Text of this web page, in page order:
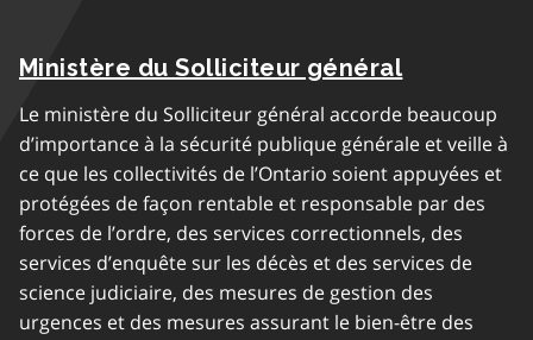
Ministère du Solliciteur général
Le ministère du Solliciteur général accorde beaucoup
d’importance à la sécurité publique générale et veille à
ce que les collectivités de l’Ontario soient appuyées et
protégées de façon rentable et responsable par des
forces de l’ordre, des services correctionnels, des
services d’enquête sur les décès et des services de
science judiciaire, des mesures de gestion des
urgences et des mesures assurant le bien-être des